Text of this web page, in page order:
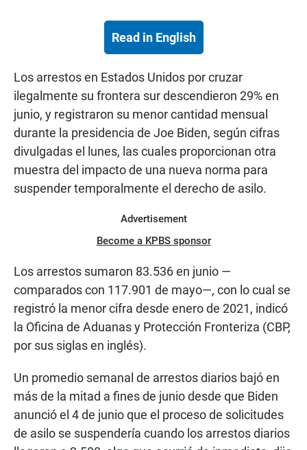
Read in English
Los arrestos en Estados Unidos por cruzar
ilegalmente su frontera sur descendieron 29% en
junio, y registraron su menor cantidad mensual
durante la presidencia de Joe Biden, según cifras
divulgadas el lunes, las cuales proporcionan otra
muestra del impacto de una nueva norma para
suspender temporalmente el derecho de asilo.
Advertisement
Become a KPBS sponsor
Los arrestos sumaron 83.536 en junio —
comparados con 117.901 de mayo—, con lo cual se
registró la menor cifra desde enero de 2021, indicó
la Oficina de Aduanas y Protección Fronteriza (CBP,
por sus siglas en inglés).
Un promedio semanal de arrestos diarios bajó en
más de la mitad a fines de junio desde que Biden
anunció el 4 de junio que el proceso de solicitudes
de asilo se suspendería cuando los arrestos diarios